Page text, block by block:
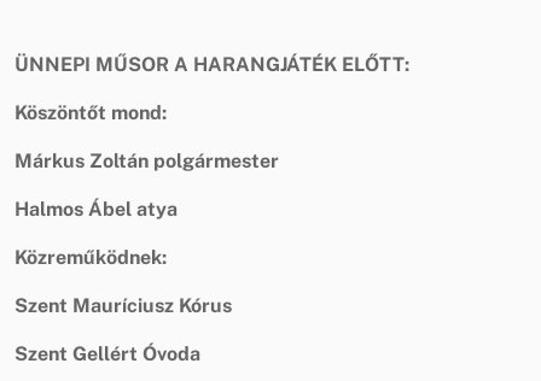
ÜNNEPI MŰSOR A HARANGJÁTÉK ELŐTT:
Köszöntőt mond:
Márkus Zoltán polgármester
Halmos Ábel atya
Közreműködnek:
Szent Mauríciusz Kórus
Szent Gellért Óvoda